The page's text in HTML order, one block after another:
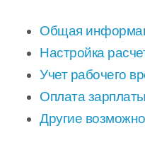
Общая
Настройка
Учет рабочего
Оплата зарплаты
Другие